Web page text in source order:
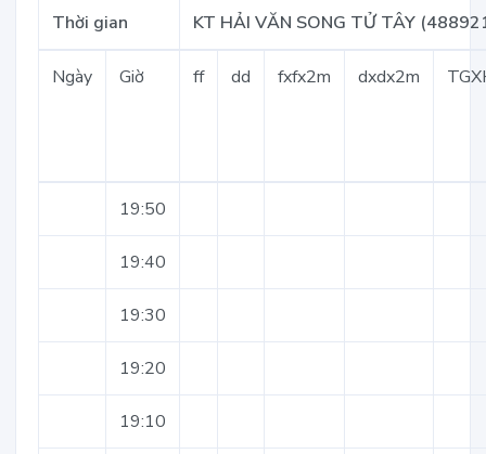
Thời gian KT HẢI VĂN SONG TỬ TÂY
Ngày Giờ ff dd fxfx2m dxdx2m
19:50
19:40
19:30
19:20
19:10